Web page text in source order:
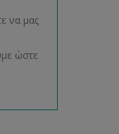
να μας
ώστε